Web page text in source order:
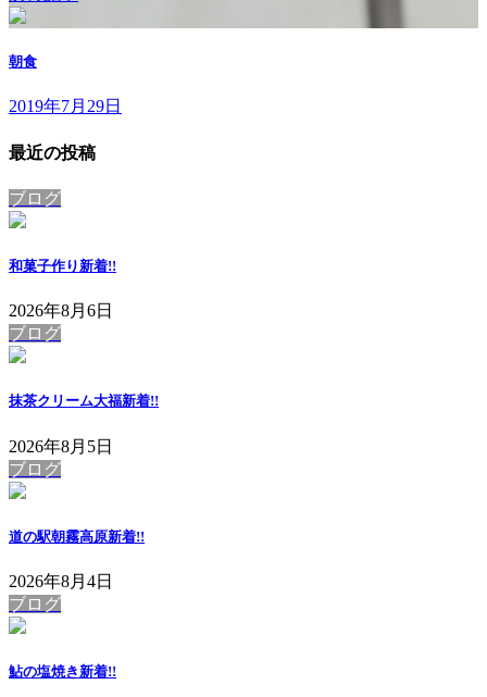
朝食
2019年7月29日
最近の投稿
ブログ
和菓子作り新着!!
2026年8月6日
ブログ
抹茶クリーム大福新着!!
2026年8月5日
ブログ
道の駅朝霧高原新着!!
2026年8月4日
ブログ
鮎の塩焼き新着!!